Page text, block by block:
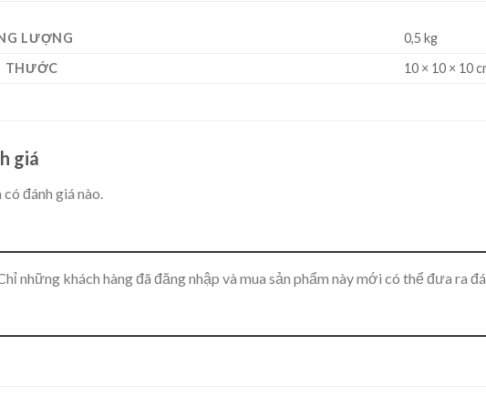
LƯỢNG
0,5 kg
THƯỚC
10 × 10 × 10
giá
đánh giá nào.
những khách hàng đã đăng nhập và mua sản phẩm này mới có thể đưa ra